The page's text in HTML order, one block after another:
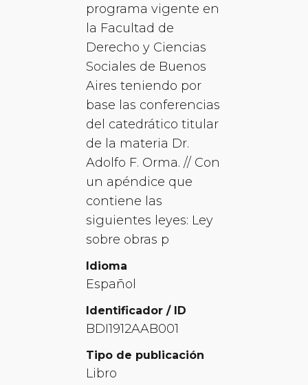
programa vigente en
la Facultad de
Derecho y Ciencias
Sociales de Buenos
Aires teniendo por
base las conferencias
del catedrático titular
de la materia Dr.
Adolfo F. Orma. // Con
un apéndice que
contiene las
siguientes leyes: Ley
sobre obras p
Idioma
Español
Identificador / ID
BDI1912AAB001
Tipo de publicación
Libro